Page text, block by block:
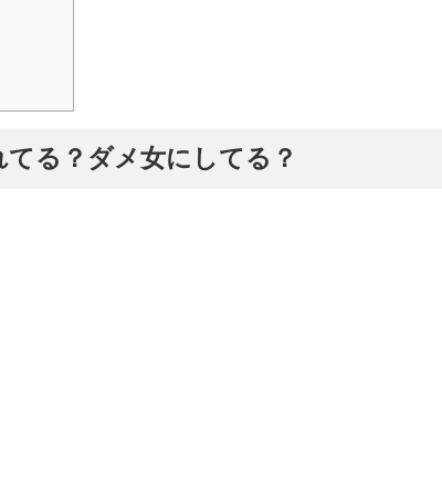
る？ダメ女にしてる？